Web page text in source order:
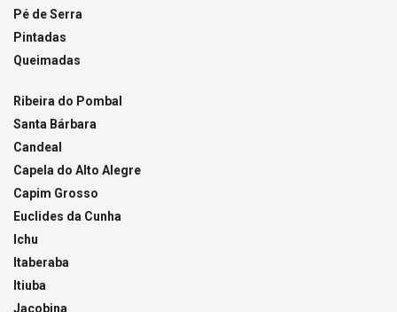
Pé de Serra
Pintadas
Queimadas
Ribeira do Pombal
Santa Bárbara
Candeal
Capela do Alto Alegre
Capim Grosso
Euclides da Cunha
Ichu
Itaberaba
Itiuba
Jacobina